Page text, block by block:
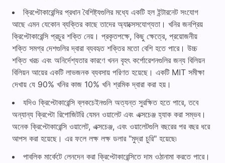
ক্রিপ্টোকারেন্সির প্রধান বৈশিষ্ট্যগুলির মধ্যে একটি হল ইন্টারনেট সংযোগ
আছে এমন যেকোন ব্যক্তির কাছে তাদের অ্যাক্সেসযোগ্যতা। খনির জনপ্রিয়
ক্রিপ্টোকারেন্সি প্রচুর শক্তি নেয়। প্রকৃতপক্ষে, কিছু ক্ষেত্রে, প্রয়োজনীয়
শক্তি সমগ্র দেশগুলির দ্বারা ব্যবহৃত শক্তির মতো বেশি হতে পারে। উচ্চ
শক্তি খরচ এবং অনির্দেশ্যতার কারণে খনন বৃহৎ কর্পোরেশনগুলির জন্য বিলিয়ন
বিলিয়ন আয়ের একটি লাভজনক ব্যবসায় পরিণত হয়েছে। একটি MIT সমীক্ষা
দেখায় যে 90% খনির কাজ 10% খনি শ্রমিক দ্বারা করা হয়।
যদিও ক্রিপ্টোকারেন্সি ব্লকচেইনগুলি অত্যন্ত সুরক্ষিত হতে পারে, তবে
অন্যান্য ক্রিপ্টো রিপোজিটরি যেমন ওয়ালেট এবং এক্সচেঞ্জ হ্যাক করা সম্ভব।
অনেক ক্রিপ্টোকারেন্সি ওয়ালেট, এক্সচেঞ্জ, এবং ওয়ালেটগুলি বছরের পর বছর ধরে
আপস করা হয়েছে। এর ফলে লক্ষ লক্ষ ডলার "মুদ্রা চুরি" হয়েছে৷
পাবলিক মার্কেটে লেনদেন করা ক্রিপ্টোকারেন্সিতে দাম ওঠানামা করতে পারে।